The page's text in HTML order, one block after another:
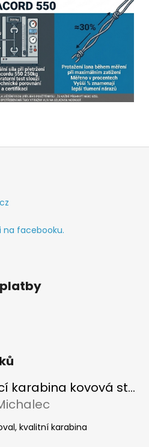
na facebooku.
Vypouštěcí karabina kovová stříbrná
je 5 z 5 hvězdiček.
kvalitní karabina